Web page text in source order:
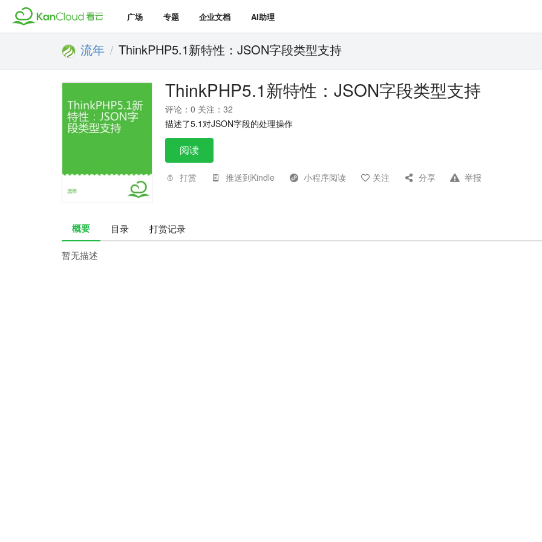
广场 专题 企业文档 AI助理
流年 / ThinkPHP5.1新特性：JSON字段类型支持
ThinkPHP5.1新特性：JSON字段类型支持
评论：0 关注：32
描述了5.1对JSON字段的处理操作
阅读
打赏 推送到Kindle 小程序阅读 关注 分享 举报
概要 目录 打赏记录
暂无描述